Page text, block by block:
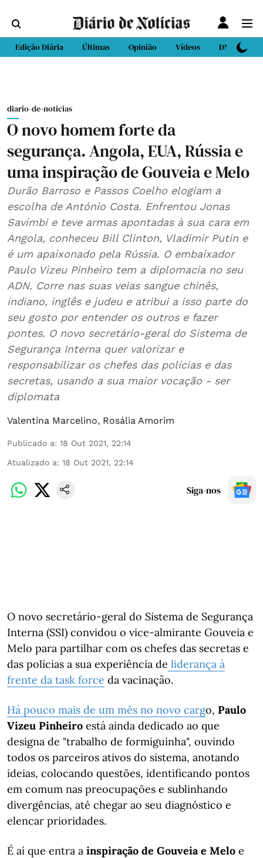
Edição Diária Últimas Opinião Vídeos DN Sport
diario-de-noticias
O novo homem forte da
segurança. Angola, EUA, Rússia e
uma inspiração de Gouveia e Melo
Durão Barroso e Passos Coelho elogiam a
escolha de António Costa. Enfrentou Jonas
Savimbi e teve armas apontadas à sua cara em
Angola, conheceu Bill Clinton, Vladimir Putin e
é um apaixonado pela Rússia. O embaixador
Paulo Vizeu Pinheiro tem a diplomacia no seu
ADN. Corre nas suas veias sangue chinês,
indiano, inglês e judeu e atribui a isso parte do
seu gosto por entender os outros e fazer
pontes. O novo secretário-geral do Sistema de
Segurança Interna quer valorizar e
responsabilizar os chefes das polícias e das
secretas, usando a sua maior vocação - ser
diplomata
Valentina Marcelino, Rosália Amorim
Publicado a: 18 Out 2021, 22:14
Atualizado a: 18 Out 2021, 22:14
Siga-nos
O novo secretário-geral do Sistema de Segurança
Interna (SSI) convidou o vice-almirante Gouveia e
Melo para partilhar com os chefes das secretas e
das polícias a sua experiência de liderança à
frente da task force da vacinação.
Há pouco mais de um mês no novo cargo, Paulo
Vizeu Pinheiro está ainda dedicado ao que
designa de "trabalho de formiguinha", ouvindo
todos os parceiros ativos do sistema, anotando
ideias, colocando questões, identificando pontos
em comum nas preocupações e sublinhando
divergências, até chegar ao seu diagnóstico e
elencar prioridades.
É aí que entra a inspiração de Gouveia e Melo e